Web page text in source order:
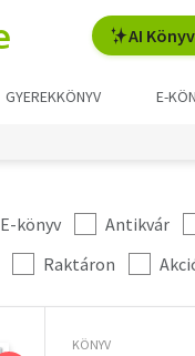
AI
GYEREKKÖNYV E-
E-könyv Antikvár
Raktáron
KÖNYV